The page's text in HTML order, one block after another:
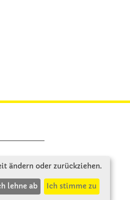
ändern oder zurückziehen.
lehne ab Ich stimme zu